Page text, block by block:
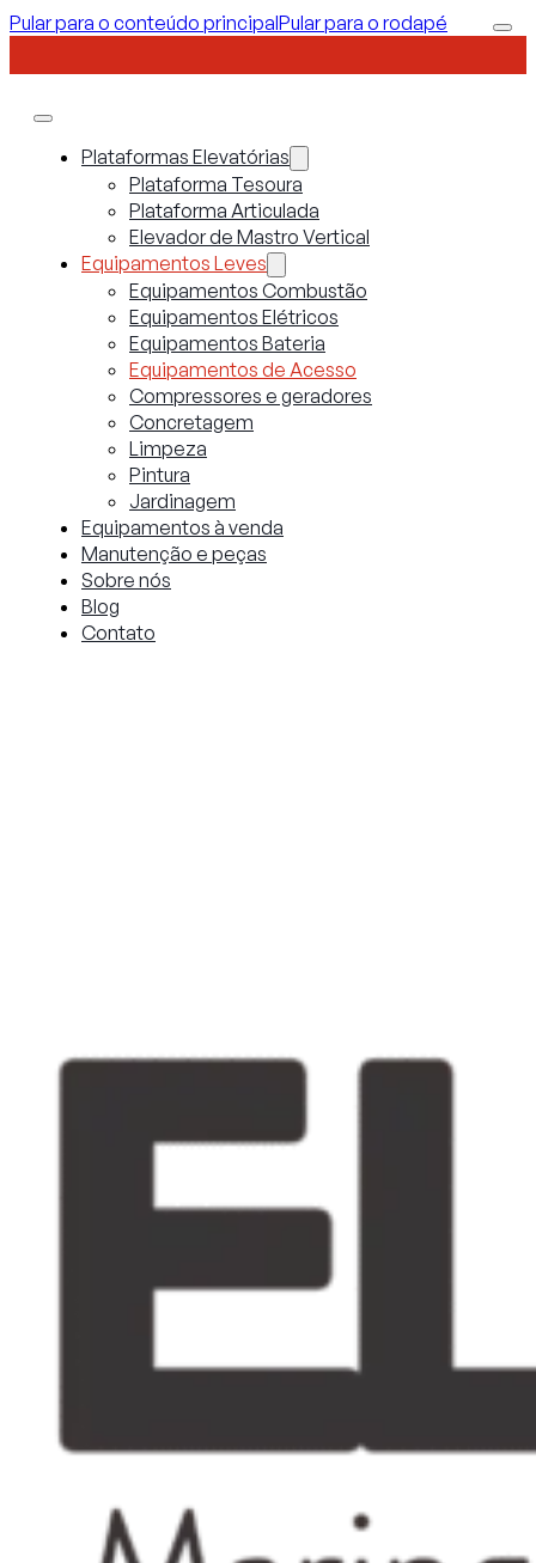
Pular para o conteúdo principalPular para o rodapé
Plataformas Elevatórias
Plataforma Tesoura
Plataforma Articulada
Elevador de Mastro Vertical
Equipamentos Leves
Equipamentos Combustão
Equipamentos Elétricos
Equipamentos Bateria
Equipamentos de Acesso
Compressores e geradores
Concretagem
Limpeza
Pintura
Jardinagem
Equipamentos à venda
Manutenção e peças
Sobre nós
Blog
Contato